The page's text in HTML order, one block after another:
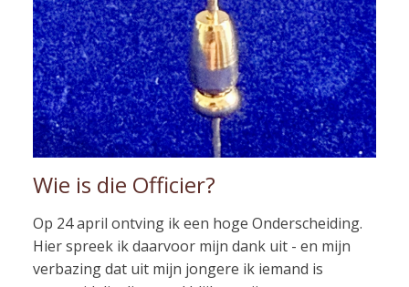
Wie is die Officier?
Op 24 april ontving ik een hoge Onderscheiding.
Hier spreek ik daarvoor mijn dank uit - en mijn
verbazing dat uit mijn jongere ik iemand is